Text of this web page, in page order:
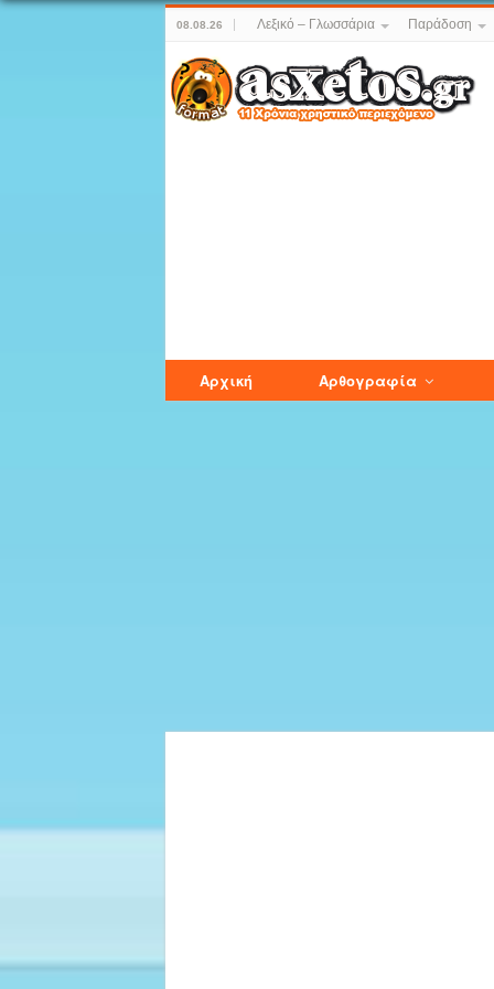
08.08.26 Λεξικό – Γλωσσάρια Παράδοση
Αρχική Αρθογραφία